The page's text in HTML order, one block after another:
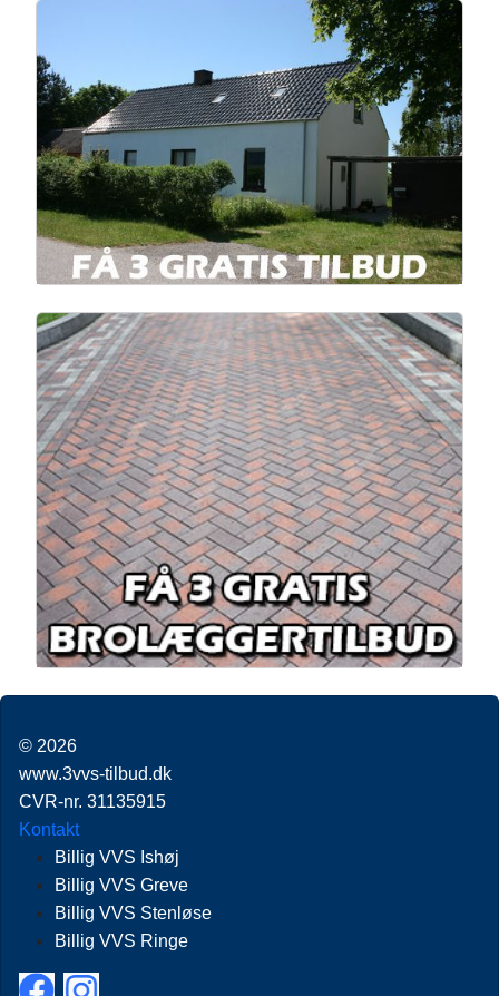
© 2026
www.3vvs-tilbud.dk
CVR-nr. 31135915
Kontakt
Billig VVS Ishøj
Billig VVS Greve
Billig VVS Stenløse
Billig VVS Ringe